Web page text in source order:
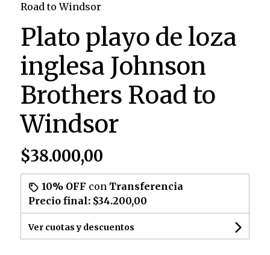
Road to Windsor
Plato playo de loza
inglesa Johnson
Brothers Road to
Windsor
$38.000,00
10% OFF con Transferencia
Precio final: $34.200,00
Ver cuotas y descuentos